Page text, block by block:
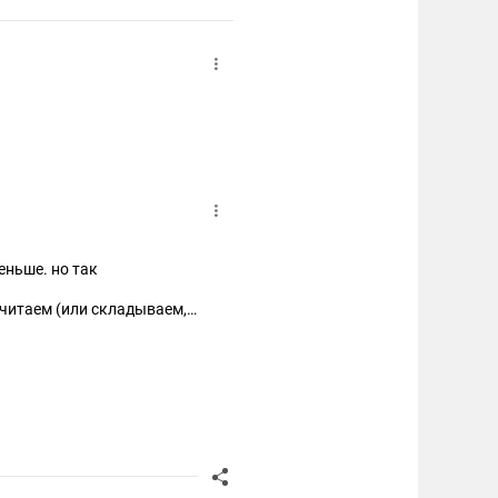
но так
(или складываем,